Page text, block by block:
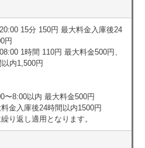
15分 150円 最大料金入庫後24
円
1時間 110円 最大料金500円、
内1,500円
〜8:00以内 最大料金500円
料金入庫後24時間以内1500円
り返し適用となります。